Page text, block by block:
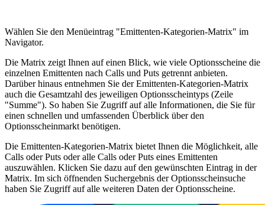
Wählen Sie den Menüeintrag "Emittenten-Kategorien-Matrix" im
Navigator.
Die Matrix zeigt Ihnen auf einen Blick, wie viele Optionsscheine die
einzelnen Emittenten nach Calls und Puts getrennt anbieten.
Darüber hinaus entnehmen Sie der Emittenten-Kategorien-Matrix
auch die Gesamtzahl des jeweiligen Optionsscheintyps (Zeile
"Summe"). So haben Sie Zugriff auf alle Informationen, die Sie für
einen schnellen und umfassenden Überblick über den
Optionsscheinmarkt benötigen.
Die Emittenten-Kategorien-Matrix bietet Ihnen die Möglichkeit, alle
Calls oder Puts oder alle Calls oder Puts eines Emittenten
auszuwählen. Klicken Sie dazu auf den gewünschten Eintrag in der
Matrix. Im sich öffnenden Suchergebnis der Optionsscheinsuche
haben Sie Zugriff auf alle weiteren Daten der Optionsscheine.